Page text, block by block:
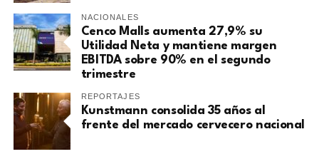
NACIONALES
Cenco Malls aumenta 27,9% su
Utilidad Neta y mantiene margen
EBITDA sobre 90% en el segundo
trimestre
REPORTAJES
Kunstmann consolida 35 años al
frente del mercado cervecero nacional